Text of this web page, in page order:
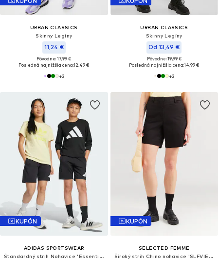
URBAN CLASSICS
Skinny Legíny
11,24 €
Pôvodne: 17,99 €
Posledná najnižšia cena:12,49 €
+2
URBAN CLASSICS
Skinny Legíny
Od 13,49 €
Pôvodne: 19,99 €
Posledná najnižšia cena:14,99 €
+2
KUPÓN
ADIDAS SPORTSWEAR
Štandardný strih Nohavice 'Essentials'
KUPÓN
SELECTED FEMME
Široký strih Chino nohavice 'SLFVIENN'